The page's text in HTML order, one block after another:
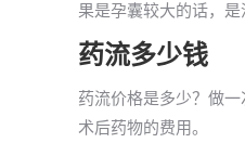
果是孕囊较大的话，是
药流多少钱
药流价格是多少？做
术后药物的费用。